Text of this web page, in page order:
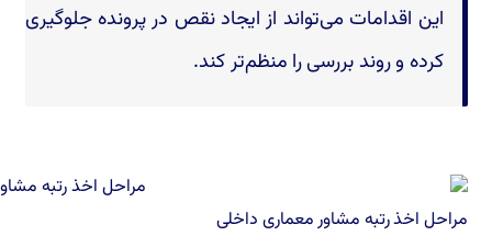
این اقدامات می‌تواند از ایجاد نقص در پرونده جلوگیری
کرده و روند بررسی را منظم‌تر کند.
مراحل اخذ رتبه مشاور معماری داخلی